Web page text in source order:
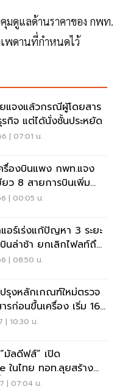
มดูแลด้านราคาของ กพท.
เพดานที่กำหนดไว้
แจงแล้วกรณีผู้โดยสาร
กิจ แต่ได้นั่งชั้นประหยัด
| 07:01 น.
รื่องบินแพง กพท.แจง
ยว 8 สายการบินเพิ่ม
60 ลำ
| 00:05 น.
อร์เร่งแก้ปัญหา 3 ระยะ
นล่าช้า ยกเลิกไฟลท์ถึง
| 08:50 น.
รุงหลักเกณฑ์ใหม่ตรวจ
รก่อนขึ้นเครื่อง เริ่ม 16
| 10:30 น.
มัลดีฟส์” เปิด
ในไทย ทอท.ลุยสร้าง
รองรับ
| 07:04 น.